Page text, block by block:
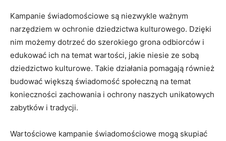
Kampanie świadomościowe są niezwykle ważnym
narzędziem w ochronie dziedzictwa kulturowego. Dzięki
nim możemy dotrzeć do szerokiego grona⁣ odbiorców i
edukować ‍ich na temat wartości, jakie niesie ze ‍sobą
dziedzictwo ⁢kulturowe.⁢ Takie działania pomagają również
‌budować ‍większą świadomość społeczną ‌na ⁣temat ​
konieczności zachowania i⁤ ochrony ⁣naszych unikatowych​
zabytków i tradycji.
Wartościowe kampanie świadomościowe ⁤mogą skupiać